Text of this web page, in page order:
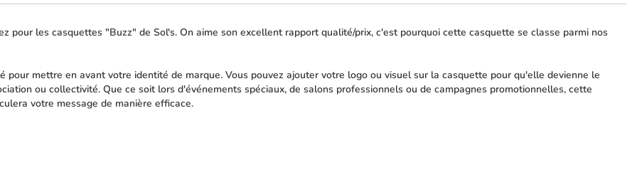
pour les casquettes "Buzz" de Sol's. On aime son excellent rapport qualité/prix, c'est pourquoi cette casquette se classe parmi nos
mettre en avant votre identité de marque. Vous pouvez ajouter votre logo ou visuel sur la casquette pour qu'elle devienne le
ou collectivité. Que ce soit lors d'événements spéciaux, de salons professionnels ou de campagnes promotionnelles, cette
votre message de manière efficace.